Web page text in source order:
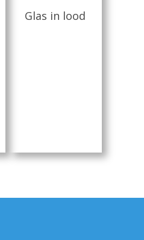
Lees Meer
Glas in lood